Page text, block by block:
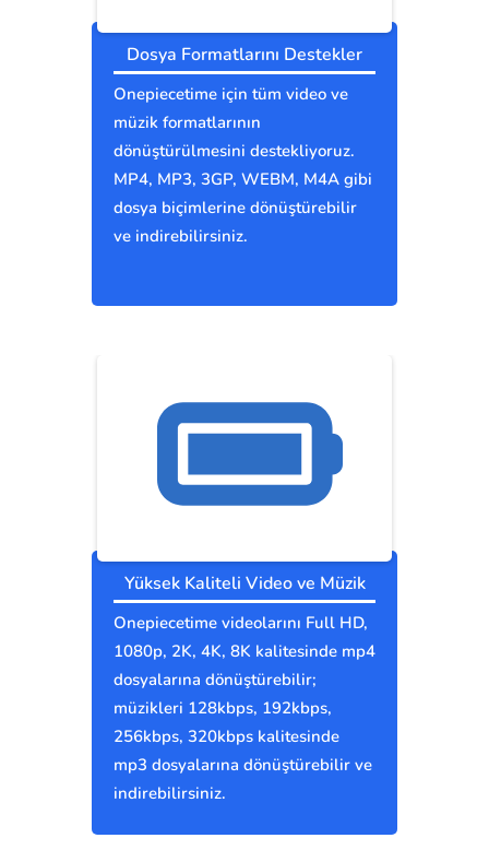
Dosya Formatlarını Destekler
Onepiecetime için tüm video ve
müzik formatlarının
dönüştürülmesini destekliyoruz.
MP4, MP3, 3GP, WEBM, M4A gibi
dosya biçimlerine dönüştürebilir
ve indirebilirsiniz.
Yüksek Kaliteli Video ve Müzik
Onepiecetime videolarını Full HD,
1080p, 2K, 4K, 8K kalitesinde mp4
dosyalarına dönüştürebilir;
müzikleri 128kbps, 192kbps,
256kbps, 320kbps kalitesinde
mp3 dosyalarına dönüştürebilir ve
indirebilirsiniz.